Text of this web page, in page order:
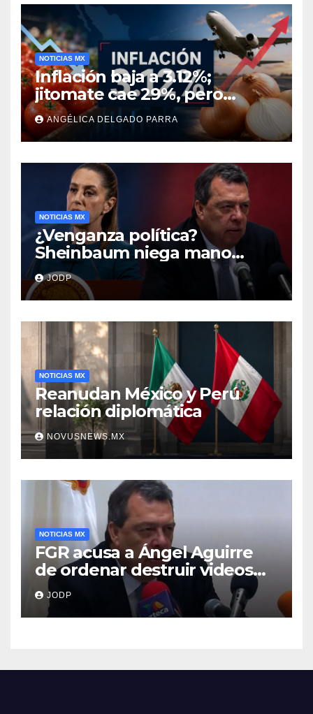
NOTICIAS MX
Inflación baja a 3.12%;
jitomate cae 29%, pero
cebolla y vuelos se
encarecen
ANGÉLICA DELGADO PARRA
NOTICIAS MX
¿Venganza política?
Sheinbaum niega mano
negra en captura de Ángel
Aguirre
JODP
NOTICIAS MX
Reanudan México y Perú
relación diplomática
NOVUSNEWS.MX
NOTICIAS MX
FGR acusa a Ángel Aguirre
de ordenar destruir videos
clave del caso Ayotzinapa
JODP